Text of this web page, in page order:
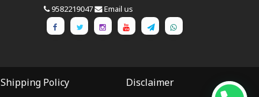
9582219047
Email us
Shipping Policy Disclaimer